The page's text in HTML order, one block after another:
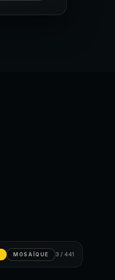
MOSAÏQUE 3 / 441